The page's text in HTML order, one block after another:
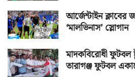
আর্জেন্টাইন ক্লাবের
‘মালভিনাস’ স্লোগান
মাদকবিরোধী ফুটবল
তারাগঞ্জ ফুটবল